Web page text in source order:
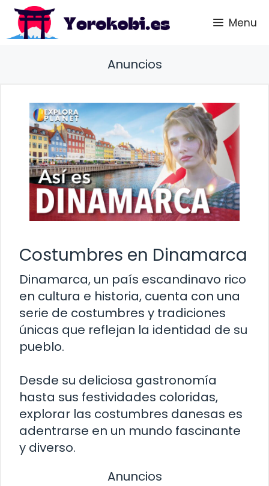
Saltar
contenido
Menu
Anuncios
Costumbres en Dinamarca
Dinamarca, un país escandinavo rico
en cultura e historia, cuenta con una
serie de costumbres y tradiciones
únicas que reflejan la identidad de su
pueblo.
Desde su deliciosa gastronomía
hasta sus festividades coloridas,
explorar las costumbres danesas es
adentrarse en un mundo fascinante
y diverso.
Anuncios